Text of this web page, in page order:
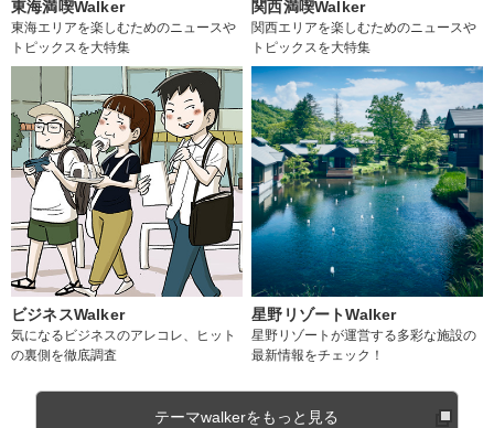
東海満喫Walker
東海エリアを楽しむためのニュースや
トピックスを大特集
関西満喫Walker
関西エリアを楽しむためのニュースや
トピックスを大特集
ビジネスWalker
気になるビジネスのアレコレ、ヒット
の裏側を徹底調査
星野リゾートWalker
星野リゾートが運営する多彩な施設の
最新情報をチェック！
テーマwalkerをもっと見る